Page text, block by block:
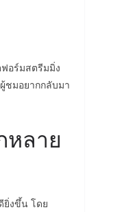
อร์มสตรีมมิ่ง
ชมอยากกลับมา
หลาย
ยิ่งขึ้น โดย